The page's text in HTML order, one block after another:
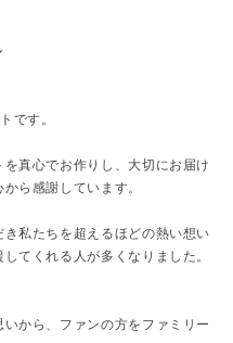
です。
真心でお作りし、大切にお届け
ら感謝しています。
私たちを超えるほどの熱い想い
てくれる人が多くなりました。
いから、ファンの方をファミリー